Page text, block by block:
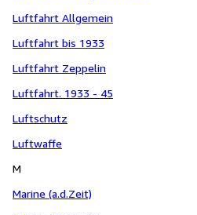
Luftfahrt Allgemein
Luftfahrt bis 1933
Luftfahrt Zeppelin
Luftfahrt. 1933 - 45
Luftschutz
Luftwaffe
M
Marine (a.d.Zeit)